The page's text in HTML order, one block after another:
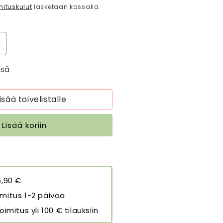
lasketaan kassalla.
toivelistalle
Lisää koriin
€
1-2 päivää
yli 100 € tilauksiin